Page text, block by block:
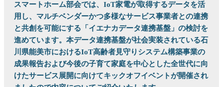
スマートホーム部会では、IoT家電が取得するデータを活
用し、マルチベンダーかつ多様なサービス事業者との連携
と共創を可能にする「イエナカデータ連携基盤」の検討を
進めています。本データ連携基盤が社会実装されている石
川県能美市におけるIoT高齢者見守りシステム構築事業の
成果報告および今後の子育て家庭を中心とした全世代に向
けたサービス展開に向けてキックオフイベントが開催され